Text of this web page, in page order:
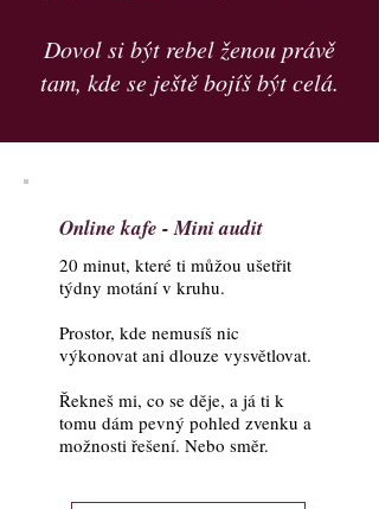
Dovol si být rebel ženou právě
tam, kde se ještě bojíš být celá.
Online kafe - Mini audit
20 minut, které ti můžou ušetřit
týdny motání v kruhu.
Prostor, kde nemusíš nic
výkonovat ani dlouze vysvětlovat.
Řekneš mi, co se děje, a já ti k
tomu dám pevný pohled zvenku a
možnosti řešení. Nebo směr.